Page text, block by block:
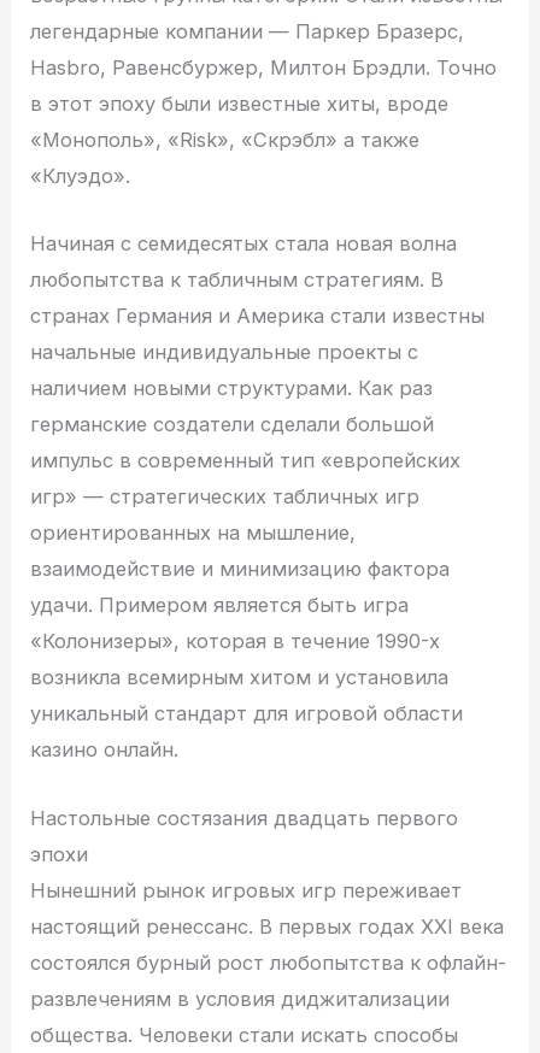
легендарные компании — Паркер Бразерс,
Hasbro, Равенсбуржер, Милтон Брэдли. Точно
в этот эпоху были известные хиты, вроде
«Монополь», «Risk», «Скрэбл» а также
«Клуэдо».
Начиная с семидесятых стала новая волна
любопытства к табличным стратегиям. В
странах Германия и Америка стали известны
начальные индивидуальные проекты с
наличием новыми структурами. Как раз
германские создатели сделали большой
импульс в современный тип «европейских
игр» — стратегических табличных игр
ориентированных на мышление,
взаимодействие и минимизацию фактора
удачи. Примером является быть игра
«Колонизеры», которая в течение 1990-х
возникла всемирным хитом и установила
уникальный стандарт для игровой области
казино онлайн.
Настольные состязания двадцать первого
эпохи
Нынешний рынок игровых игр переживает
настоящий ренессанс. В первых годах XXI века
состоялся бурный рост любопытства к офлайн-
развлечениям в условия диджитализации
общества. Человеки стали искать способы